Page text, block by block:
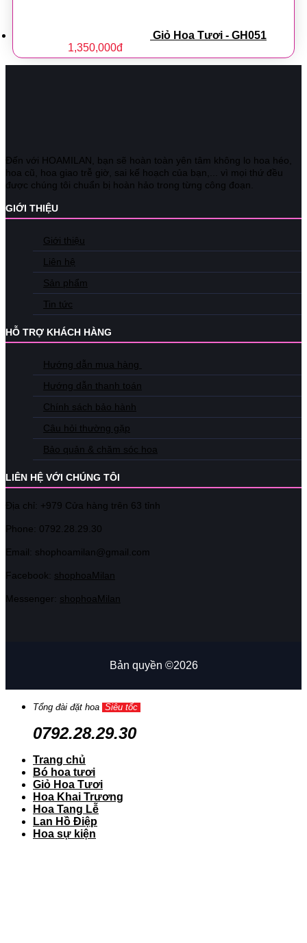
Giỏ Hoa Tươi - GH051
1,350,000đ
Đến với HOAMILAN, bạn sẽ hoàn toàn yên tâm không lo hoa héo,
hoa cũ, hoa giao trễ giờ, sai kế hoạch của bạn,... vì mọi thứ đều
được chúng tôi chuẩn bị hoàn hảo trong từng công đoạn.
GIỚI THIỆU
Giới thiệu
Liên hệ
Sản phẩm
Tin tức
HỖ TRỢ KHÁCH HÀNG
Hướng dẫn mua hàng
Hướng dẫn thanh toán
Chính sách bảo hành
Câu hỏi thường gặp
Bảo quản & chăm sóc hoa
LIÊN HỆ VỚI CHÚNG TÔI
Địa chỉ: +979 Cửa hàng trên 63 tỉnh
Phone: 0792.28.29.30
Email: shophoamilan@gmail.com
Facebook: shophoaMilan
Messenger: shophoaMilan
Bản quyền ©2026
Tổng đài đặt hoa Siêu tốc
0792.28.29.30
Trang chủ
Bó hoa tươi
Giỏ Hoa Tươi
Hoa Khai Trương
Hoa Tang Lễ
Lan Hồ Điệp
Hoa sự kiện